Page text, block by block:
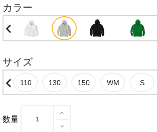
カラー
サイズ
数量